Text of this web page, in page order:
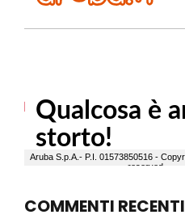
COMMENTI RECENTI